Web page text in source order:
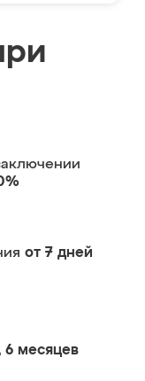
от 7 дней
6 месяцев